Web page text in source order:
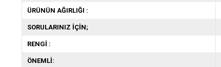
ÜRÜNÜN AĞIRLIĞI :
SORULARINIZ İÇİN;
RENGİ :
ÖNEMLİ: